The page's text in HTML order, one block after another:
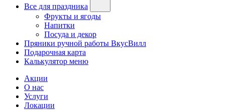
Все для праздника
Фрукты и ягоды
Напитки
Посуда и декор
Пряники ручной работы ВкусВилл
Подарочная карта
Калькулятор меню
Акции
О нас
Услуги
Локации